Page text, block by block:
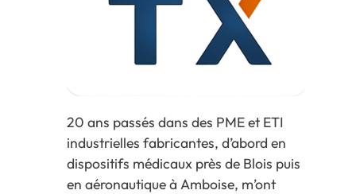
20 ans passés dans des PME et ETI
industrielles fabricantes, d’abord en
dispositifs médicaux près de Blois puis
en aéronautique à Amboise, m’ont